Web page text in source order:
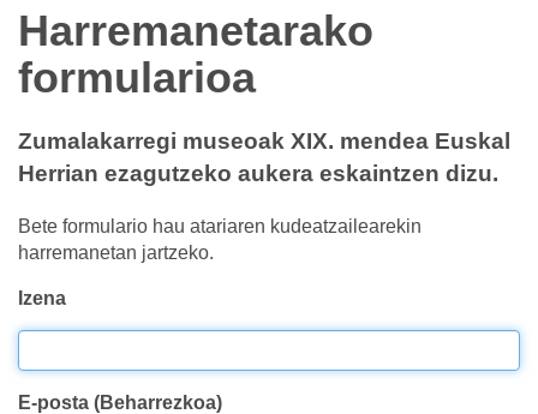
Harremanetarako
formularioa
Zumalakarregi museoak XIX. mendea Euskal
Herrian ezagutzeko aukera eskaintzen dizu.
Bete formulario hau atariaren kudeatzailearekin
harremanetan jartzeko.
Izena
E-posta (Beharrezkoa)